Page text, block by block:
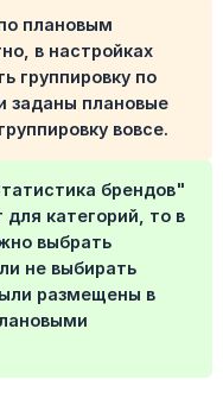
плановым
в настройках
группировку по
заданы плановые
вовсе.
брендов"
для категорий, то в
выбрать
не выбирать
размещены в